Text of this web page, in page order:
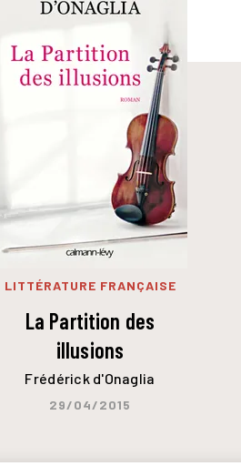
LITTÉRATURE FRANÇAISE
La Partition des
illusions
Frédérick d'Onaglia
29/04/2015